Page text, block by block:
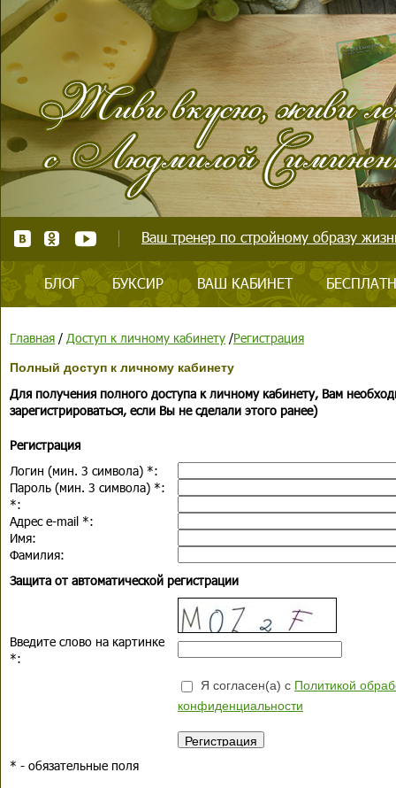
Ваш тренер по стройному образу
БЛОГ БУКСИР ВАШ КАБИНЕТ
Главная / Доступ к личному кабинету /Регистрация
Полный доступ к личному кабинету
Для получения полного доступа к личному кабинету, Вам
зарегистрироваться, если Вы не сделали этого ранее)
Регистрация
Логин (мин. 3 символа) *:
Пароль (мин. 3 символа) *:
*:
Адрес e-mail *:
Имя:
Фамилия:
Защита от автоматической регистрации
Введите слово на картинке
*:
Я согласен(а) с Политикой
конфиденциальности
* - обязательные поля